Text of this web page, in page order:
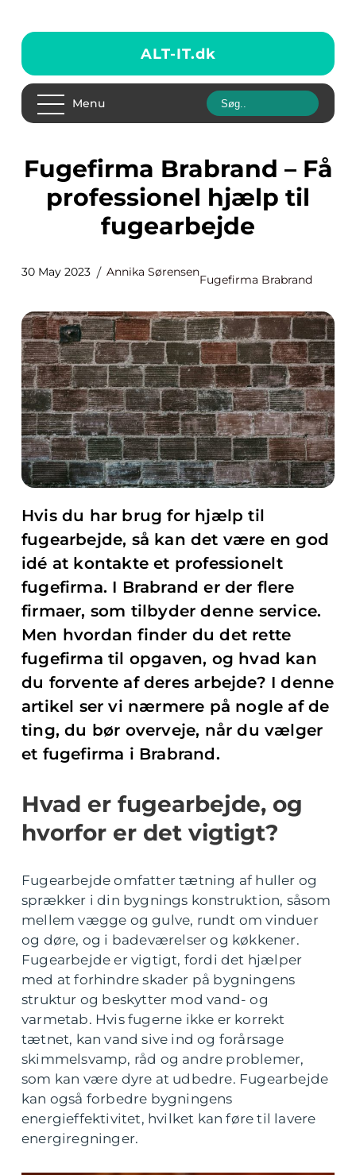
ALT-IT.dk
Menu
Fugefirma Brabrand – Få
professionel hjælp til
fugearbejde
30 May 2023 Annika Sørensen
Fugefirma Brabrand
Hvis du har brug for hjælp til
fugearbejde, så kan det være en god
idé at kontakte et professionelt
fugefirma. I Brabrand er der flere
firmaer, som tilbyder denne service.
Men hvordan finder du det rette
fugefirma til opgaven, og hvad kan
du forvente af deres arbejde? I denne
artikel ser vi nærmere på nogle af de
ting, du bør overveje, når du vælger
et fugefirma i Brabrand.
Hvad er fugearbejde, og
hvorfor er det vigtigt?
Fugearbejde omfatter tætning af huller og
sprækker i din bygnings konstruktion, såsom
mellem vægge og gulve, rundt om vinduer
og døre, og i badeværelser og køkkener.
Fugearbejde er vigtigt, fordi det hjælper
med at forhindre skader på bygningens
struktur og beskytter mod vand- og
varmetab. Hvis fugerne ikke er korrekt
tætnet, kan vand sive ind og forårsage
skimmelsvamp, råd og andre problemer,
som kan være dyre at udbedre. Fugearbejde
kan også forbedre bygningens
energieffektivitet, hvilket kan føre til lavere
energiregninger.